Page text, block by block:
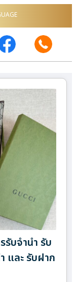
รับจำนำ รับ
และ รับฝาก